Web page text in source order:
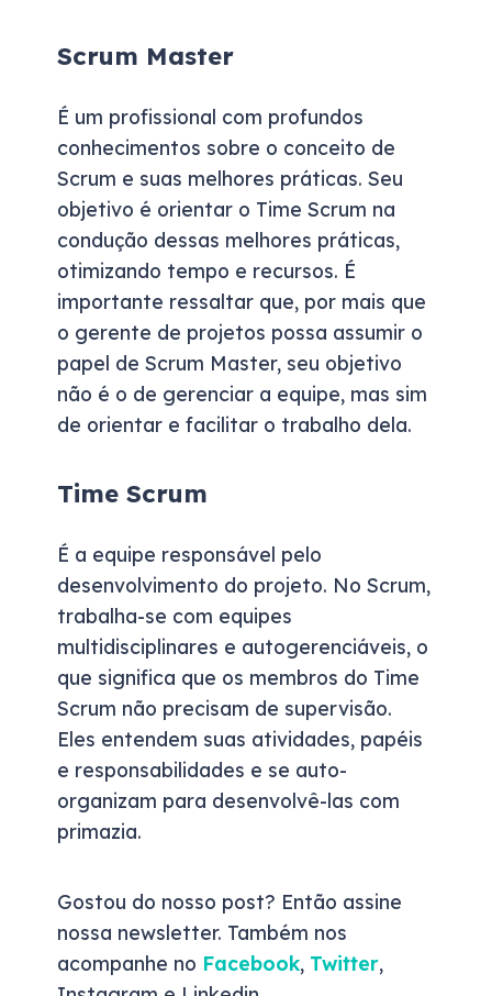
Scrum Master
É um profissional com profundos
conhecimentos sobre o conceito de
Scrum e suas melhores práticas. Seu
objetivo é orientar o Time Scrum na
condução dessas melhores práticas,
otimizando tempo e recursos. É
importante ressaltar que, por mais que
o gerente de projetos possa assumir o
papel de Scrum Master, seu objetivo
não é o de gerenciar a equipe, mas sim
de orientar e facilitar o trabalho dela.
Time Scrum
É a equipe responsável pelo
desenvolvimento do projeto. No Scrum,
trabalha-se com equipes
multidisciplinares e autogerenciáveis, o
que significa que os membros do Time
Scrum não precisam de supervisão.
Eles entendem suas atividades, papéis
e responsabilidades e se auto-
organizam para desenvolvê-las com
primazia.
Gostou do nosso post? Então assine
nossa newsletter. Também nos
acompanhe no Facebook, Twitter,